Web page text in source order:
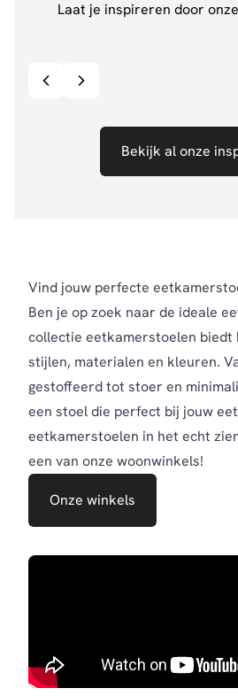
Laat je inspireren door
Bekijk al onze
Vind jouw perfecte
Ben je op zoek naar de ideale
collectie eetkamerstoelen biedt
stijlen, materialen en kleuren.
gestoffeerd tot stoer en
een stoel die perfect bij jouw
eetkamerstoelen in het echt
een van onze woonwinkels!
Onze winkels